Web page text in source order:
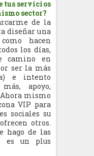
tus servicios
sector?
de la
diseñar una
hacen
los días,
camino en
ser la más
e intento
apoyo,
Ahora mismo
VIP para
sociales su
otros.
hago de las
es un plus